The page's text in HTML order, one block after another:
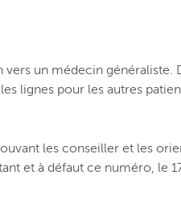
un médecin généraliste.
lignes pour les autres
les conseiller et les
et à défaut ce numéro, le